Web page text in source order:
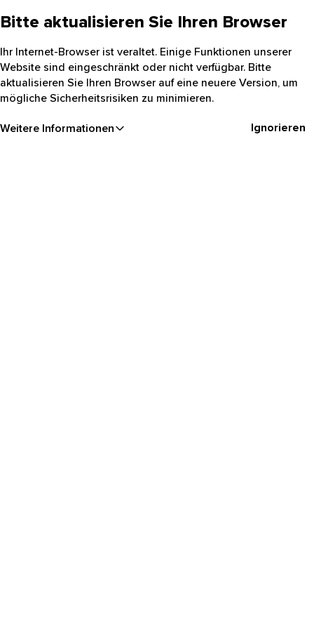
Bitte aktualisieren Sie Ihren Browser
Ihr Internet-Browser ist veraltet. Einige Funktionen unserer
Website sind eingeschränkt oder nicht verfügbar. Bitte
aktualisieren Sie Ihren Browser auf eine neuere Version, um
mögliche Sicherheitsrisiken zu minimieren.
Weitere Informationen Ignorieren